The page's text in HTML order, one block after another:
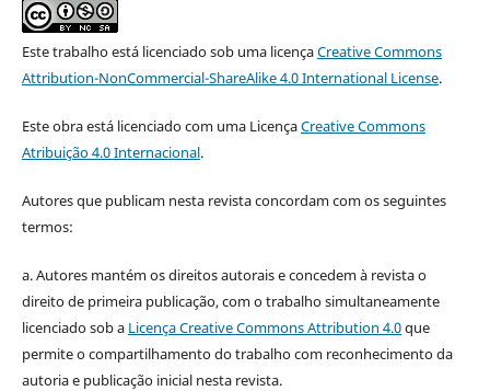
Este trabalho está licenciado sob uma licençaCreative Commons
Attribution-NonCommercial-ShareAlike 4.0 International License.
Este obra está licenciado com uma LicençaCreative Commons
Atribuição 4.0 Internacional.
Autores que publicam nesta revista concordam com os seguintes
termos:
a. Autores mantém os direitos autorais e concedem à revista o
direito de primeira publicação, com o trabalho simultaneamente
licenciado sob a Licença Creative Commons Attribution 4.0que
permite o compartilhamento do trabalho com reconhecimento da
autoria e publicação inicial nesta revista.